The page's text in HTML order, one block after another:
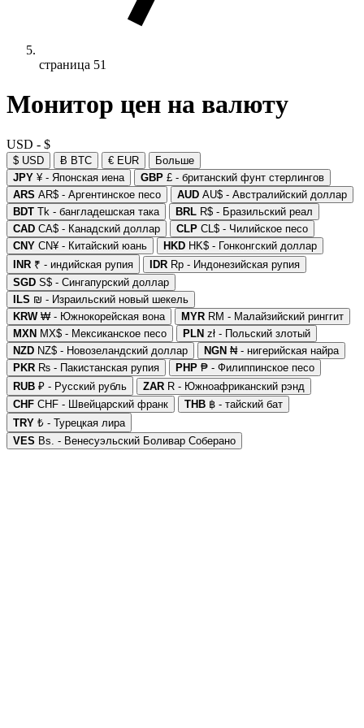
страница 51
Монитор цен на валюту
USD - $
$ USD Ƀ BTC € EUR
Больше
JPY ¥ - Японская иена GBP £ - британский фунт стерлингов
ARS AR$ - Аргентинское песо AUD AU$ - Австралийский доллар
BDT Tk - бангладешская така BRL R$ - Бразильский реал
CAD CA$ - Канадский доллар CLP CL$ - Чилийское песо
CNY CN¥ - Китайский юань HKD HK$ - Гонконгский доллар
INR ₹ - индийская рупия IDR Rp - Индонезийская рупия
SGD S$ - Сингапурский доллар
ILS ₪ - Израильский новый шекель
KRW₩ - Южнокорейская вона MYR RM - Малайзийский ринггит
MXN MX$ - Мексиканское песо PLN zł - Польский злотый
NZD NZ$ - Новозеландский доллар NGN ₦ - нигерийская найра
PKR ₨ - Пакистанская рупия PHP ₱ - Филиппинское песо
RUB ₽ - Русский рубль ZAR R - Южноафриканский рэнд
CHF CHF - Швейцарский франк THB ฿ - тайский бат
TRY ₺ - Турецкая лира
VES Bs. - Венесуэльский Боливар Соберано